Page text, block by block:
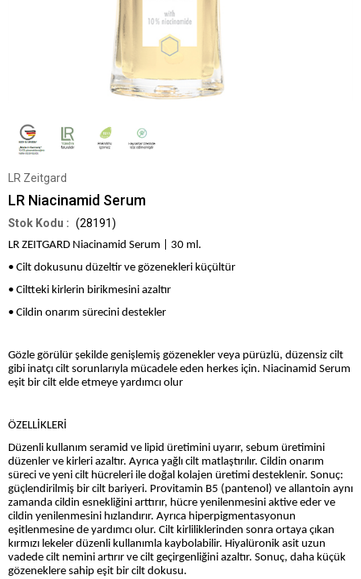
LR Zeitgard
LR Niacinamid Serum
(28191)
LR ZEITGARD Niacinamid Serum | 30 ml.
• Cilt dokusunu düzeltir ve gözenekleri küçültür
• Ciltteki kirlerin birikmesini azaltır
• Cildin onarım sürecini destekler
Gözle görülür şekilde genişlemiş gözenekler veya pürüzlü, düzensiz cilt
gibi inatçı cilt sorunlarıyla mücadele eden herkes için. Niacinamid Serum
eşit bir cilt elde etmeye yardımcı olur
ÖZELLİKLERİ
Düzenli kullanım seramid ve lipid üretimini uyarır, sebum üretimini
düzenler ve kirleri azaltır. Ayrıca yağlı cilt matlaştırılır. Cildin onarım
süreci ve yeni cilt hücreleri ile doğal kolajen üretimi desteklenir. Sonuç:
güçlendirilmiş bir cilt bariyeri. Provitamin B5 (pantenol) ve allantoin aynı
zamanda cildin esnekliğini arttırır, hücre yenilenmesini aktive eder ve
cildin yenilenmesini hızlandırır. Ayrıca hiperpigmentasyonun
eşitlenmesine de yardımcı olur. Cilt kirliliklerinden sonra ortaya çıkan
kırmızı lekeler düzenli kullanımla kaybolabilir. Hiyalüronik asit uzun
vadede cilt nemini artırır ve cilt geçirgenliğini azaltır. Sonuç, daha küçük
gözeneklere sahip eşit bir cilt dokusu.